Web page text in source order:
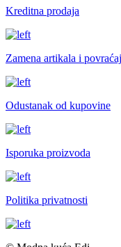
Kreditna prodaja
Zamena artikala i
Odustanak od kupovine
Isporuka proizvoda
Politika privatnosti